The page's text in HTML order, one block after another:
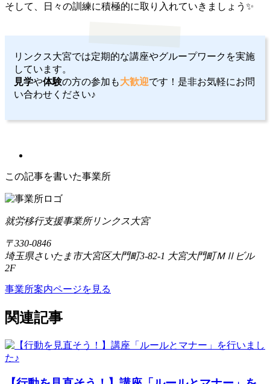
そして、日々の訓練に積極的に取り入れていきましょう✨️
リンクス大宮では定期的な講座やグループワークを実施
しています。
見学や体験の方の参加も大歓迎です！是非お気軽にお問
い合わせください♪
この記事を書いた事業所
就労移行支援事業所リンクス大宮
〒330-0846
埼玉県さいたま市大宮区大門町3-82-1 大宮大門町ＭⅡビル
2F
事業所案内ページを見る
関連記事